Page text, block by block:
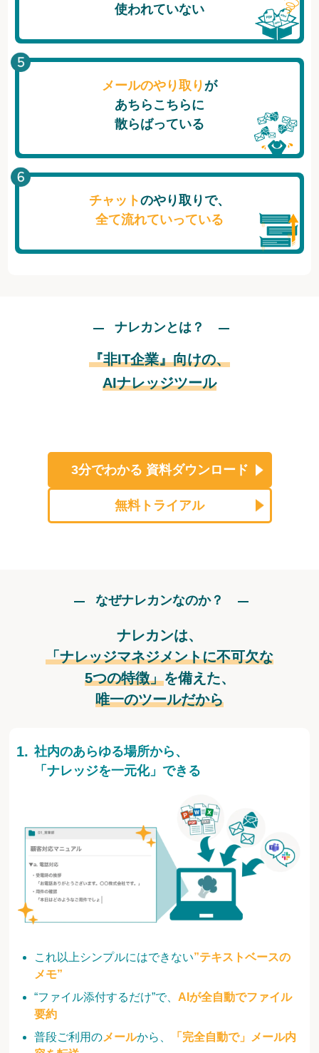
使われていない
メールのやり取り が
あちらこちらに
散らばっている
チャットのやり取りで、
全て流れていっている
ナレカンとは？
『非IT企業』向けの、
AIナレッジツール
3分でわかる 資料ダウンロード
無料トライアル
なぜナレカンなのか？
ナレカンは、
「ナレッジマネジメントに不可欠な
5つの特徴」を備えた、
唯一のツールだから
これ以上シンプルにはできない”テキストベースの
メモ”
“ファイル添付するだけ”で、 AIが全自動でファイル
要約
普段ご利用のメールから、
「完全自動で」メール内
社内のあらゆる場所から、
「ナレッジを一元化」できる